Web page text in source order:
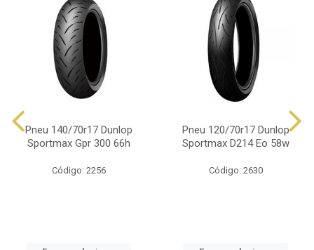
Pneu 140/70r17 Dunlop
Sportmax Gpr 300 66h
Código: 2256
Pneu 120/70r17 Dunlop
Sportmax D214 Eo 58w
Código: 2630